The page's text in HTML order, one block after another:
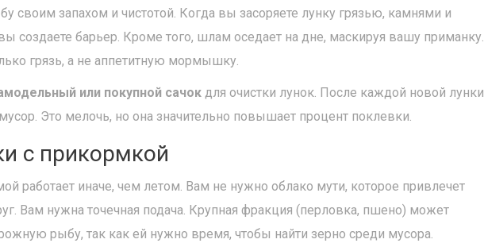
своим запахом и чистотой. Когда вы засоряете лунку грязью, камнями и
создаете барьер. Кроме того, шлам оседает на дне, маскируя вашу приманку.
грязь, а не аппетитную мормышку.
или покупной сачок для очистки лунок. После каждой новой лунки
Это мелочь, но она значительно повышает процент поклевки.
с прикормкой
работает иначе, чем летом. Вам не нужно облако мути, которое привлечет
Вам нужна точечная подача. Крупная фракция (перловка, пшено) может
рыбу, так как ей нужно время, чтобы найти зерно среди мусора.